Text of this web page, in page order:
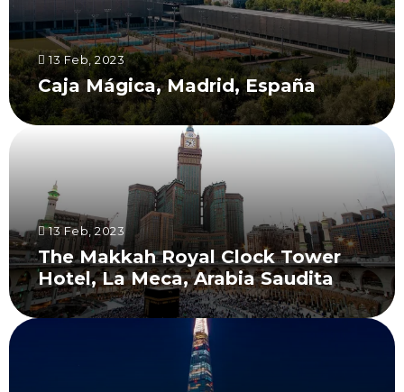
13 Feb, 2023
Caja Mágica, Madrid, España
13 Feb, 2023
The Makkah Royal Clock Tower
Hotel, La Meca, Arabia Saudita